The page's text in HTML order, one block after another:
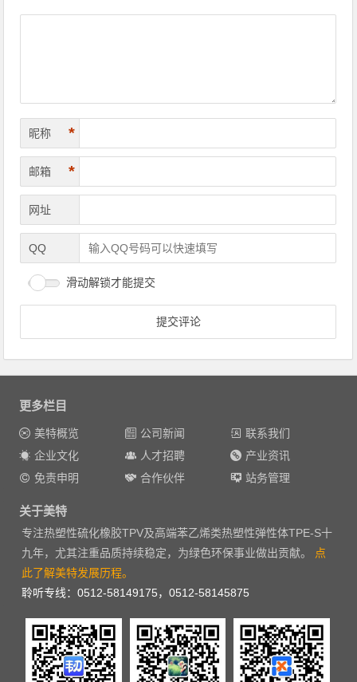
昵称 *
邮箱 *
网址
QQ
滑动解锁才能提交
更多栏目
美特概览 公司新闻
联系我们
企业文化
人才招聘
产业资讯
免责申明
合作伙伴 站务管理
关于美特
专注热塑性硫化橡胶TPV及高端苯乙烯类热塑性弹性体TPE-S十
九年，尤其注重品质持续稳定，为绿色环保事业做出贡献。 点
此了解美特发展历程。
聆听专线：0512-58149175，0512-58145875